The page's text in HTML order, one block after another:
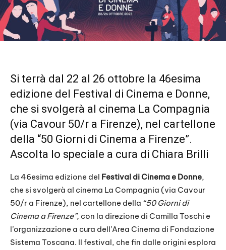
Si terrà dal 22 al 26 ottobre la 46esima
edizione del Festival di Cinema e Donne,
che si svolgerà al cinema La Compagnia
(via Cavour 50/r a Firenze), nel cartellone
della “50 Giorni di Cinema a Firenze”.
Ascolta lo speciale a cura di Chiara Brilli
La 46esima edizione del Festival di Cinema e Donne,
che si svolgerà al cinema La Compagnia (via Cavour
50/r a Firenze), nel cartellone della “50 Giorni di
Cinema a Firenze”, con la direzione di Camilla Toschi e
l’organizzazione a cura dell’Area Cinema di Fondazione
Sistema Toscana. Il festival, che fin dalle origini esplora